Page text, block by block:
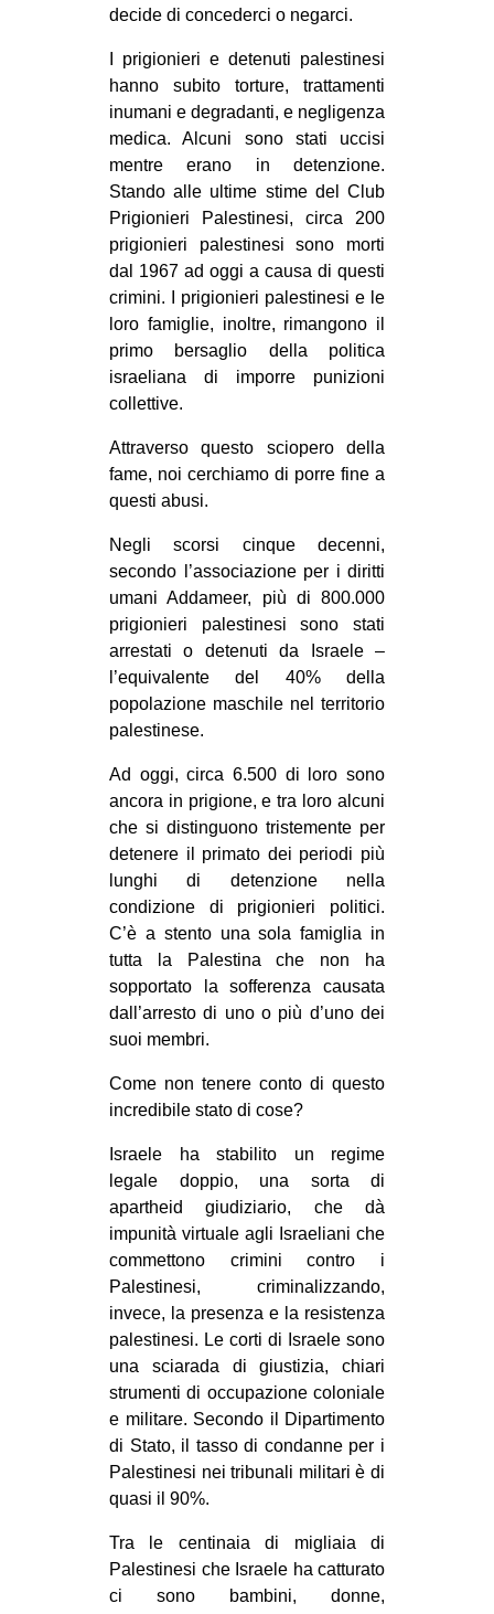
decide di concederci o negarci.
I prigionieri e detenuti palestinesi
hanno subito torture, trattamenti
inumani e degradanti, e negligenza
medica. Alcuni sono stati uccisi
mentre erano in detenzione.
Stando alle ultime stime del Club
Prigionieri Palestinesi, circa 200
prigionieri palestinesi sono morti
dal 1967 ad oggi a causa di questi
crimini. I prigionieri palestinesi e le
loro famiglie, inoltre, rimangono il
primo bersaglio della politica
israeliana di imporre punizioni
collettive.
Attraverso questo sciopero della
fame, noi cerchiamo di porre fine a
questi abusi.
Negli scorsi cinque decenni,
secondo l’associazione per i diritti
umani Addameer, più di 800.000
prigionieri palestinesi sono stati
arrestati o detenuti da Israele –
l’equivalente del 40% della
popolazione maschile nel territorio
palestinese.
Ad oggi, circa 6.500 di loro sono
ancora in prigione, e tra loro alcuni
che si distinguono tristemente per
detenere il primato dei periodi più
lunghi di detenzione nella
condizione di prigionieri politici.
C’è a stento una sola famiglia in
tutta la Palestina che non ha
sopportato la sofferenza causata
dall’arresto di uno o più d’uno dei
suoi membri.
Come non tenere conto di questo
incredibile stato di cose?
Israele ha stabilito un regime
legale doppio, una sorta di
apartheid giudiziario, che dà
impunità virtuale agli Israeliani che
commettono crimini contro i
Palestinesi, criminalizzando,
invece, la presenza e la resistenza
palestinesi. Le corti di Israele sono
una sciarada di giustizia, chiari
strumenti di occupazione coloniale
e militare. Secondo il Dipartimento
di Stato, il tasso di condanne per i
Palestinesi nei tribunali militari è di
quasi il 90%.
Tra le centinaia di migliaia di
Palestinesi che Israele ha catturato
ci sono bambini, donne,